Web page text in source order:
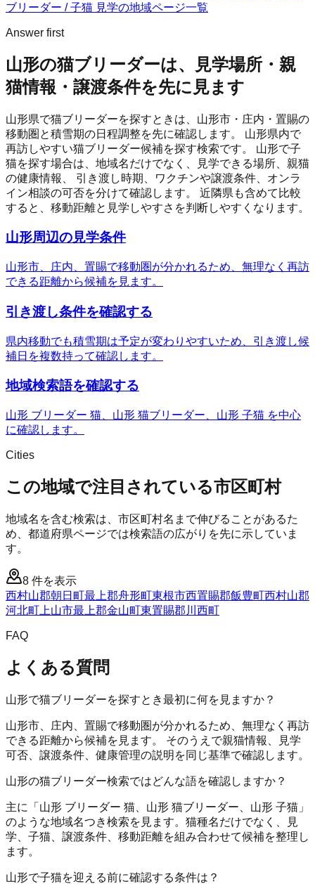
ブリーダー / 子猫 見学の地域ページ一覧
Answer first
山形の猫ブリーダーは、見学場所・親
猫情報・譲渡条件を先に見ます
山形県で猫ブリーダーを探すときは、山形市・庄内・置賜の
移動圏と積雪期の日程調整を先に確認します。 山形県内で
再訪しやすい猫ブリーダー候補を探す検索です。 山形で子
猫を探す場合は、地域名だけでなく、見学できる場所、親猫
の健康情報、 引き渡し時期、ワクチンや譲渡条件、オンラ
イン相談の可否を分けて確認します。 近隣県も含めて比較
すると、移動距離と見学しやすさを判断しやすくなります。
山形周辺の見学条件
山形市、庄内、置賜で移動圏が分かれるため、無理なく再訪
できる距離から候補を見ます。
引き渡し条件を確認する
県内移動でも積雪期は予定が変わりやすいため、引き渡し候
補日を複数持って確認します。
地域検索語を確認する
山形 ブリーダー 猫、山形 猫ブリーダー、山形 子猫 を中心
に確認します。
Cities
この地域で注目されている市区町村
地域名を含む検索は、市区町村名まで伸びることがあるた
め、都道府県ページでは検索語の広がりを先に示していま
す。
8 件を表示
西村山郡朝日町最上郡舟形町東根市西置賜郡飯豊町西村山郡
河北町 上山市最上郡金山町東置賜郡川西町
FAQ
よくある質問
山形で猫ブリーダーを探すとき最初に何を見ますか？
山形市、庄内、置賜で移動圏が分かれるため、無理なく再訪
できる距離から候補を見ます。 そのうえで親猫情報、見学
可否、譲渡条件、健康管理の説明を同じ基準で確認します。
山形の猫ブリーダー検索ではどんな語を確認しますか？
主に「山形 ブリーダー 猫、山形 猫ブリーダー、山形 子猫」
のような地域名つき検索を見ます。猫種名だけでなく、見
学、子猫、譲渡条件、移動距離を組み合わせて候補を整理し
ます。
山形で子猫を迎える前に確認する条件は？